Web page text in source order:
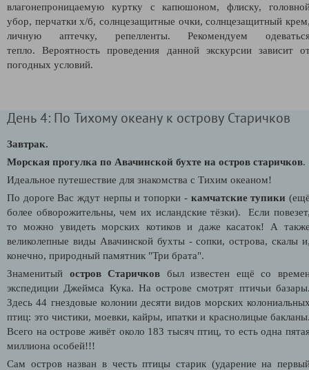
влагонепроницаемую куртку с капюшоном, флиску,
убор, перчатки х/б, солнцезащитные очки, солнцезащитный
личную аптечку, репелленты. Рекомендуем
тепло.Вероятность проведения данной экскурсии зависит
погодных условий.
День 4: По Тихому океану к острову Старичков
Завтрак.
Морская прогулка по Авачинской бухте на остров старичков.
Идеальное путешествие для знакомства с Тихим океаном!
По дороге Вас ждут нерпы и топорки - камчатские тупики
более обворожительны, чем их исландские тёзки). Если
то можно увидеть морских котиков и даже касаток! А
великолепные виды Авачинской бухты - сопки, острова, скалы
конечно, природный памятник "Три брата".
Знаменитый остров Старичков был известен ещё со
экспедиции Джеймса Кука. На острове смотрят птичьи
Здесь 44 гнездовые колонии десяти видов морских
птиц: это чистики, моевки, кайры, ипатки и краснолицые
Всего на острове живёт около 183 тысяч птиц, то есть одна
миллиона особей!!!
Сам остров назван в честь птицы старик (ударение на